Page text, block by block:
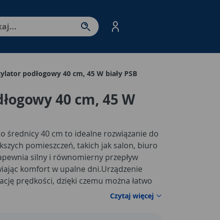
- przejdź do strony produktów. Spacja – otwórz/
podłogowy 40 cm, 45 W biały PSB
40 cm, 45 W
średnicy 40 cm to idealne rozwiązanie do
pomieszczeń, takich jak salon, biuro
silny i równomierny przepływ
komfort w upalne dni.Urządzenie
prędkości, dzięki czemu można łatwo
indywidualnych potrzeb. Automatyczna
Czytaj więcej